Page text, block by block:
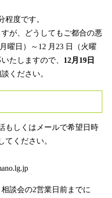
程度です。
が、どうしてもご都合の悪
曜日）～12 月23 日（火曜
たしますので、 12月19日
ください。
しくはメールで希望日時
てください。
談会の2営業日前までに